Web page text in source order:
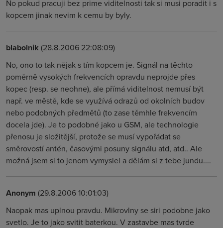
No pokud pracuji bez prime viditelnosti tak si musi poradit i s
kopcem jinak nevim k cemu by byly.
blabolnik (28.8.2006 22:08:09)
No, ono to tak nějak s tím kopcem je. Signál na těchto
poměrně vysokých frekvencích opravdu neprojde přes
kopec (resp. se neohne), ale přímá viditelnost nemusí být
např. ve městě, kde se využívá odrazů od okolních budov
nebo podobných předmětů (to zase těmhle frekvencím
docela jde). Je to podobné jako u GSM, ale technologie
přenosu je složitější, protože se musí vypořádat se
směrovostí antén, časovými posuny signálu atd, atd.. Ale
možná jsem si to jenom vymyslel a dělám si z tebe jundu....
Anonym (29.8.2006 10:01:03)
Naopak mas uplnou pravdu. Mikrovlny se siri podobne jako
svetlo. Je to jako svitit baterkou. V zastavbe mas tvrde